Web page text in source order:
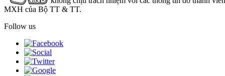
MXH của Bộ TT & TT.
Follow us